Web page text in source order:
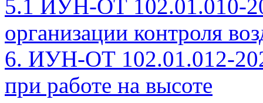
5.1 ИУН-ОТ 102.01.010-
организации контроля
6. ИУН-ОТ 102.01.012-
при работе на высоте